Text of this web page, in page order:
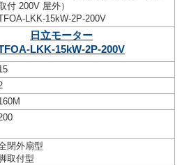
付 200V 屋外）
LKK-15kW-2P-200V
日立モーター
LKK-15kW-2P-200V
閉外扇型
取付型